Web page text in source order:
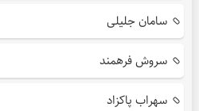
سامان جلیلی
سروش فرهمند
سهراب پاکزاد